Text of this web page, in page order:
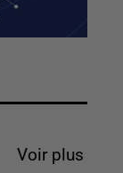
Voir plus